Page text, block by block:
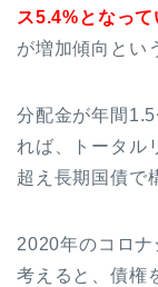
ス5.4%となって
が増加傾向とい
分配金が年間
れば、トータル
超え長期国債で
2020年のコロ
考えると、債権